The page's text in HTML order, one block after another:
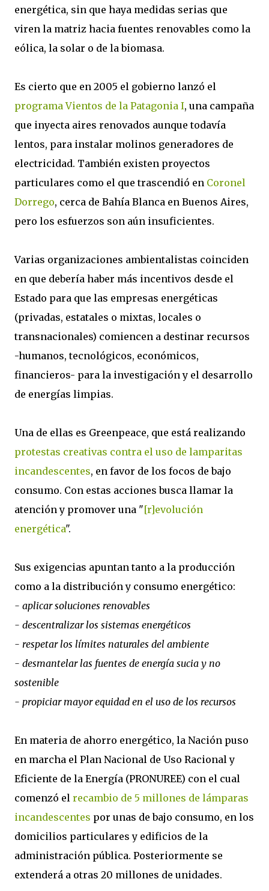
energética, sin que haya medidas serias que
viren la matriz hacia fuentes renovables como la
eólica, la solar o de la biomasa.
Es cierto que en 2005 el gobierno lanzó el
programa Vientos de la Patagonia I, una campaña
que inyecta aires renovados aunque todavía
lentos, para instalar molinos generadores de
electricidad. También existen proyectos
particulares como el que trascendió en Coronel
Dorrego, cerca de Bahía Blanca en Buenos Aires,
pero los esfuerzos son aún insuficientes.
Varias organizaciones ambientalistas coinciden
en que debería haber más incentivos desde el
Estado para que las empresas energéticas
(privadas, estatales o mixtas, locales o
transnacionales) comiencen a destinar recursos
-humanos, tecnológicos, económicos,
financieros- para la investigación y el desarrollo
de energías limpias.
Una de ellas es Greenpeace, que está realizando
protestas creativas contra el uso de lamparitas
incandescentes, en favor de los focos de bajo
consumo. Con estas acciones busca llamar la
atención y promover una "[r]evolución
energética".
Sus exigencias apuntan tanto a la producción
como a la distribución y consumo energético:
- aplicar soluciones renovables
- descentralizar los sistemas energéticos
- respetar los límites naturales del ambiente
- desmantelar las fuentes de energía sucia y no
sostenible
- propiciar mayor equidad en el uso de los recursos
En materia de ahorro energético, la Nación puso
en marcha el Plan Nacional de Uso Racional y
Eficiente de la Energía (PRONUREE) con el cual
comenzó el recambio de 5 millones de lámparas
incandescentes por unas de bajo consumo, en los
domicilios particulares y edificios de la
administración pública. Posteriormente se
extenderá a otras 20 millones de unidades.